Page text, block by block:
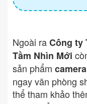
Ngoài raCông ty
Tầm Nhìn Mới
sản phẩm
ngay văn phòng
thể tham khảo